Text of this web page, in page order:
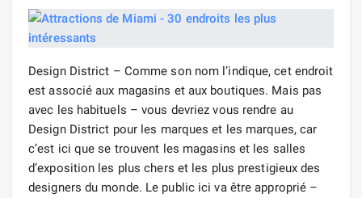
Design District – Comme son nom l’indique, cet endroit
est associé aux magasins et aux boutiques. Mais pas
avec les habituels – vous devriez vous rendre au
Design District pour les marques et les marques, car
c’est ici que se trouvent les magasins et les salles
d’exposition les plus chers et les plus prestigieux des
designers du monde. Le public ici va être approprié –